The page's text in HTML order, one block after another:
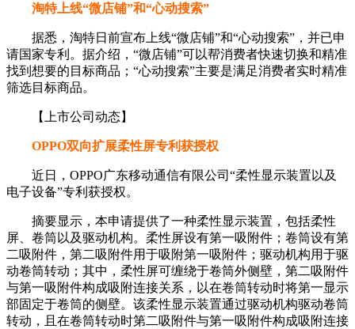
淘特上线“微店铺”和“心动搜索”
据悉，淘特日前宣布上线“微店铺”和“心动搜索”，并已申
请国家专利。据介绍，“微店铺”可以帮消费者快速切换和精准
找到想要的目标商品；“心动搜索”主要是满足消费者实时精准
筛选目标商品。
【上市公司动态】
OPPO双向扩展柔性屏专利获授权
近日，OPPO广东移动通信有限公司“柔性显示装置以及
电子设备”专利获授权。
摘要显示，本申请提供了一种柔性显示装置，包括柔性
屏、卷筒以及驱动机构。柔性屏设有第一吸附件；卷筒设有第
二吸附件，第二吸附件用于吸附第一吸附件；驱动机构用于驱
动卷筒转动；其中，柔性屏可缠绕于卷筒外侧壁，第二吸附件
与第一吸附件构成吸附连接关系，以在卷筒转动时将第一显示
部固定于卷筒的侧壁。该柔性显示装置通过驱动机构驱动卷筒
转动，且在卷筒转动时第二吸附件与第一吸附件构成吸附连接